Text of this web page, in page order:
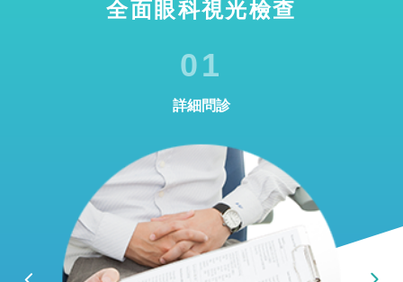
全面眼科視光檢查
01
詳細問診